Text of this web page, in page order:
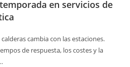
en servicios de
cambia con las estaciones.
de respuesta, los costes y la